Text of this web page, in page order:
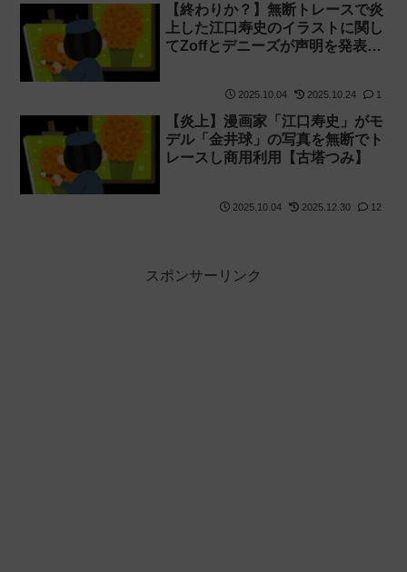
【終わりか？】無断トレースで炎
上した江口寿史のイラストに関し
てZoffとデニーズが声明を発表
2025.10.04 2025.10.24 1
【炎上】漫画家「江口寿史」がモ
デル「金井球」の写真を無断でト
レースし商用利用【古塔つみ】
2025.10.04 2025.12.30 12
スポンサーリンク